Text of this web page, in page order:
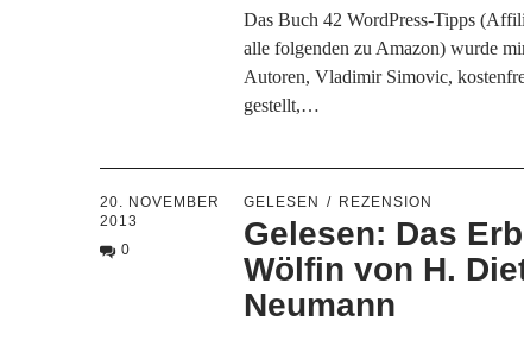
Das Buch 42 WordPress-Tipps
alle folgenden zu Amazon) wurde
Autoren, Vladimir Simovic,
gestellt,…
20. NOVEMBER
2013
0
GELESEN REZENSION
Gelesen: Das
Wölfin von H.
Neumann